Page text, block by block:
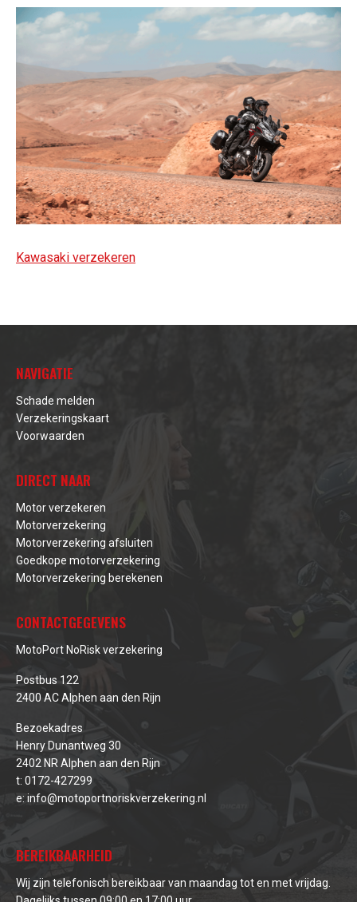
Kawasaki verzekeren
NAVIGATIE
Schade melden
Verzekeringskaart
Voorwaarden
DIRECT NAAR
Motor verzekeren
Motorverzekering
Motorverzekering afsluiten
Goedkope motorverzekering
Motorverzekering berekenen
CONTACTGEGEVENS
MotoPort NoRisk verzekering
Postbus 122
2400 AC Alphen aan den Rijn
Bezoekadres
Henry Dunantweg 30
2402 NR Alphen aan den Rijn
t: 0172-427299
e: info@motoportnoriskverzekering.nl
BEREIKBAARHEID
Wij zijn telefonisch bereikbaar van maandag tot en met vrijdag.